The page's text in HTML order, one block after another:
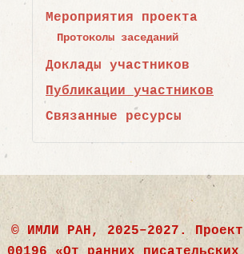
Мероприятия проекта
Протоколы заседаний
Доклады участников
Публикации участников
Связанные ресурсы
© ИМЛИ РАН, 2025–2027.